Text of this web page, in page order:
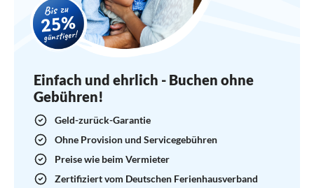
Einfach und ehrlich - Buchen ohne
Gebühren!
Geld-zurück-Garantie
Ohne Provision und Servicegebühren
Preise wie beim Vermieter
Zertifiziert vom Deutschen Ferienhausverband